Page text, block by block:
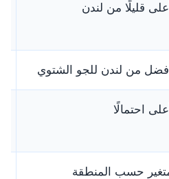
أعلى قليلًا من لندن
أفضل من لندن للجو الشتوي
أعلى احتمالًا
حسب المنطقة